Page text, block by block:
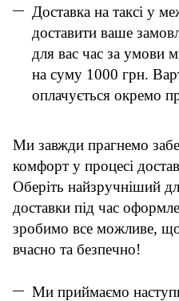
Доставка на таксі у
доставити ваше
для вас час за умови
на суму 1000 грн.
оплачується окремо
Ми завжди прагнемо
комфорт у процесі
Оберіть найзручніший
доставки під час
зробимо все можливе,
вчасно та безпечно!
Ми приймаємо